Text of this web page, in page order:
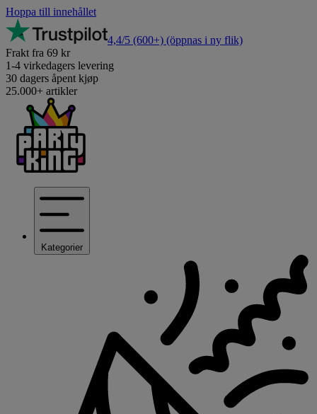
Hoppa till innehållet
4,4/5 (600+) (öppnas i ny flik)
Frakt fra 69 kr
1-4 virkedagers levering
30 dagers åpent kjøp
25.000+ artikler
Kategorier